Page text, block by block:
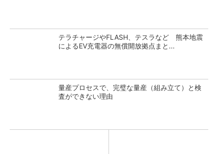
テラチャージやFLASH、テスラなど 熊本地震
によるEV充電器の無償開放拠点まと...
量産プロセスで、完璧な量産（組み立て）と検
査ができない理由